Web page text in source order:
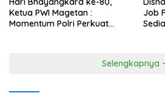
Ketua PWI Magetan :
Momentum Polri Perkuat
Job
Selengkapnya